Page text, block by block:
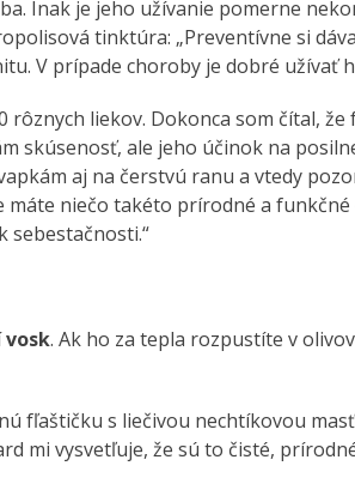
Inak je jeho užívanie pomerne
tinktúra: „Preventívne si
V prípade choroby je dobré užívať
rôznych liekov. Dokonca som čítal,
skúsenosť, ale jeho účinok na
aj na čerstvú ranu a vtedy
máte niečo takéto prírodné a
sebestačnosti.“
vosk. Ak ho za tepla rozpustíte v
fľaštičku s liečivou nechtíkovou
mi vysvetľuje, že sú to čisté,